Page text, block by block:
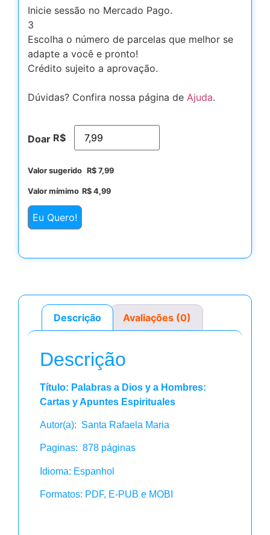
Inicie sessão no Mercado Pago.
3
Escolha o número de parcelas que melhor se
adapte a você e pronto!
Crédito sujeito a aprovação.
Dúvidas? Confira nossa página de Ajuda.
Doar R$
Valor sugerido R$ 7,99
Valor mímimo R$ 4,99
Eu Quero!
Descrição Avaliações (0)
Descrição
Título: Palabras a Dios y a Hombres:
Cartas y Apuntes Espirituales
Autor(a): Santa Rafaela Maria
Paginas: 878 páginas
Idioma: Espanhol
Formatos: PDF, E-PUB e MOBI